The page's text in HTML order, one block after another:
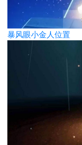
暴风眼小金人位置